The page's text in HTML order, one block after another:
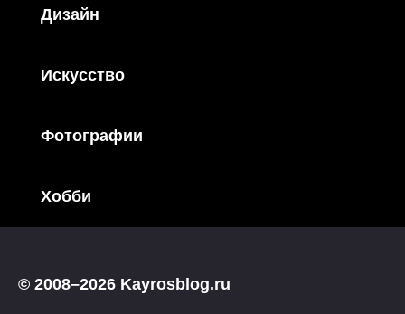
Дизайн
Искусство
Фотографии
Хобби
© 2008–2026 Kayrosblog.ru